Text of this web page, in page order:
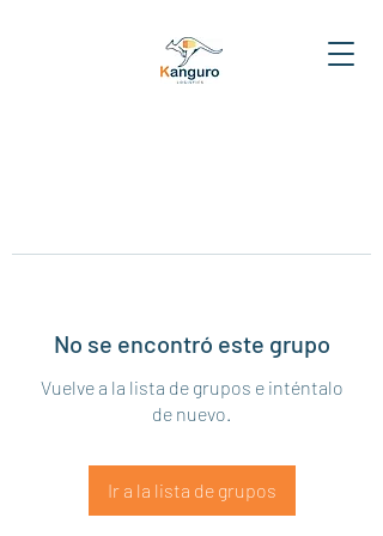
No se encontró este grupo
Vuelve a la lista de grupos e inténtalo
de nuevo.
Ir a la lista de grupos